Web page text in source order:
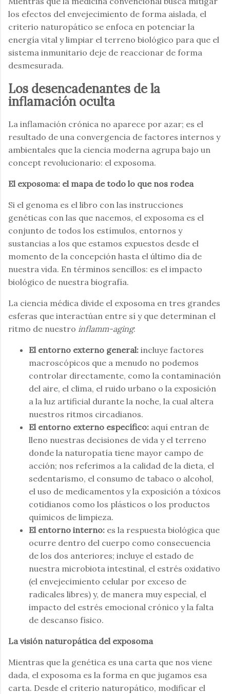
los efectos del envejecimiento de forma aislada, el
criterio naturopático se enfoca en potenciar la
energía vital y limpiar el terreno biológico para que el
sistema inmunitario deje de reaccionar de forma
desmesurada.
Los desencadenantes de la
inflamación oculta
La inflamación crónica no aparece por azar; es el
resultado de una convergencia de factores internos y
ambientales que la ciencia moderna agrupa bajo un
concept revolucionario: el exposoma.
El exposoma: el mapa de todo lo que nos rodea
Si el genoma es el libro con las instrucciones
genéticas con las que nacemos, el exposoma es el
conjunto de todos los estímulos, entornos y
sustancias a los que estamos expuestos desde el
momento de la concepción hasta el último día de
nuestra vida. En términos sencillos: es el impacto
biológico de nuestra biografía.
La ciencia médica divide el exposoma en tres grandes
esferas que interactúan entre sí y que determinan el
ritmo de nuestro inflamm-aging:
El entorno externo general: incluye factores
macroscópicos que a menudo no podemos
controlar directamente, como la contaminación
del aire, el clima, el ruido urbano o la exposición
a la luz artificial durante la noche, la cual altera
nuestros ritmos circadianos.
El entorno externo específico: aquí entran de
lleno nuestras decisiones de vida y el terreno
donde la naturopatía tiene mayor campo de
acción; nos referimos a la calidad de la dieta, el
sedentarismo, el consumo de tabaco o alcohol,
el uso de medicamentos y la exposición a tóxicos
cotidianos como los plásticos o los productos
químicos de limpieza.
El entorno interno: es la respuesta biológica que
ocurre dentro del cuerpo como consecuencia
de los dos anteriores; incluye el estado de
nuestra microbiota intestinal, el estrés oxidativo
(el envejecimiento celular por exceso de
radicales libres) y, de manera muy especial, el
impacto del estrés emocional crónico y la falta
de descanso físico.
La visión naturopática del exposoma
Mientras que la genética es una carta que nos viene
dada, el exposoma es la forma en que jugamos esa
carta. Desde el criterio naturopático, modificar el